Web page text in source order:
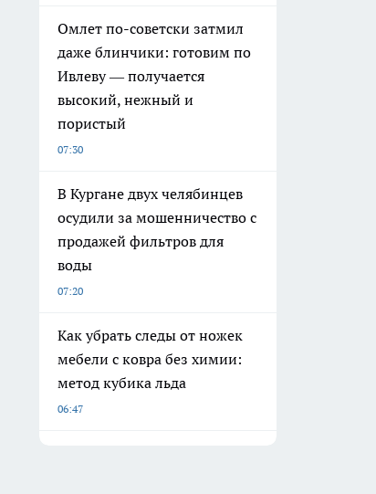
Омлет по-советски затмил
даже блинчики: готовим по
Ивлеву — получается
высокий, нежный и
пористый
07:30
В Кургане двух челябинцев
осудили за мошенничество с
продажей фильтров для
воды
07:20
Как убрать следы от ножек
мебели с ковра без химии:
метод кубика льда
06:47